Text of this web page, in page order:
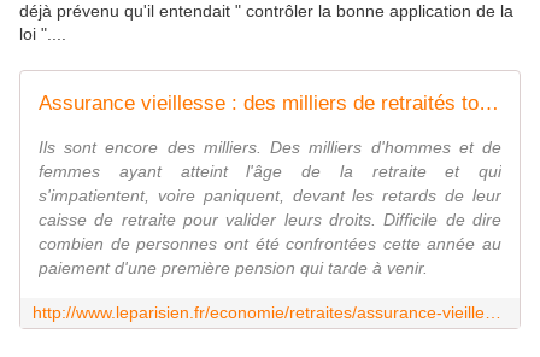
déjà prévenu qu'il entendait " contrôler la bonne application de la
loi "....
Assurance vieillesse : des milliers de retraités toujours sans pension
Ils sont encore des milliers. Des milliers d'hommes et de
femmes ayant atteint l'âge de la retraite et qui
s'impatientent, voire paniquent, devant les retards de leur
caisse de retraite pour valider leurs droits. Difficile de dire
combien de personnes ont été confrontées cette année au
paiement d'une première pension qui tarde à venir.